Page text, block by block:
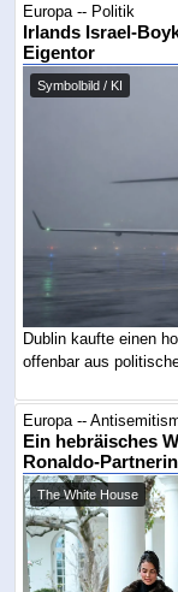
Europa -- Politik
Irlands Israel-
Eigentor
Symbolbild / KI
Dublin kaufte einen
offenbar aus
Europa --
Ein hebräisches
Ronaldo-Partnerin
The White House